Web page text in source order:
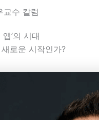
교수 칼럼
’의 시대
로운 시작인가?